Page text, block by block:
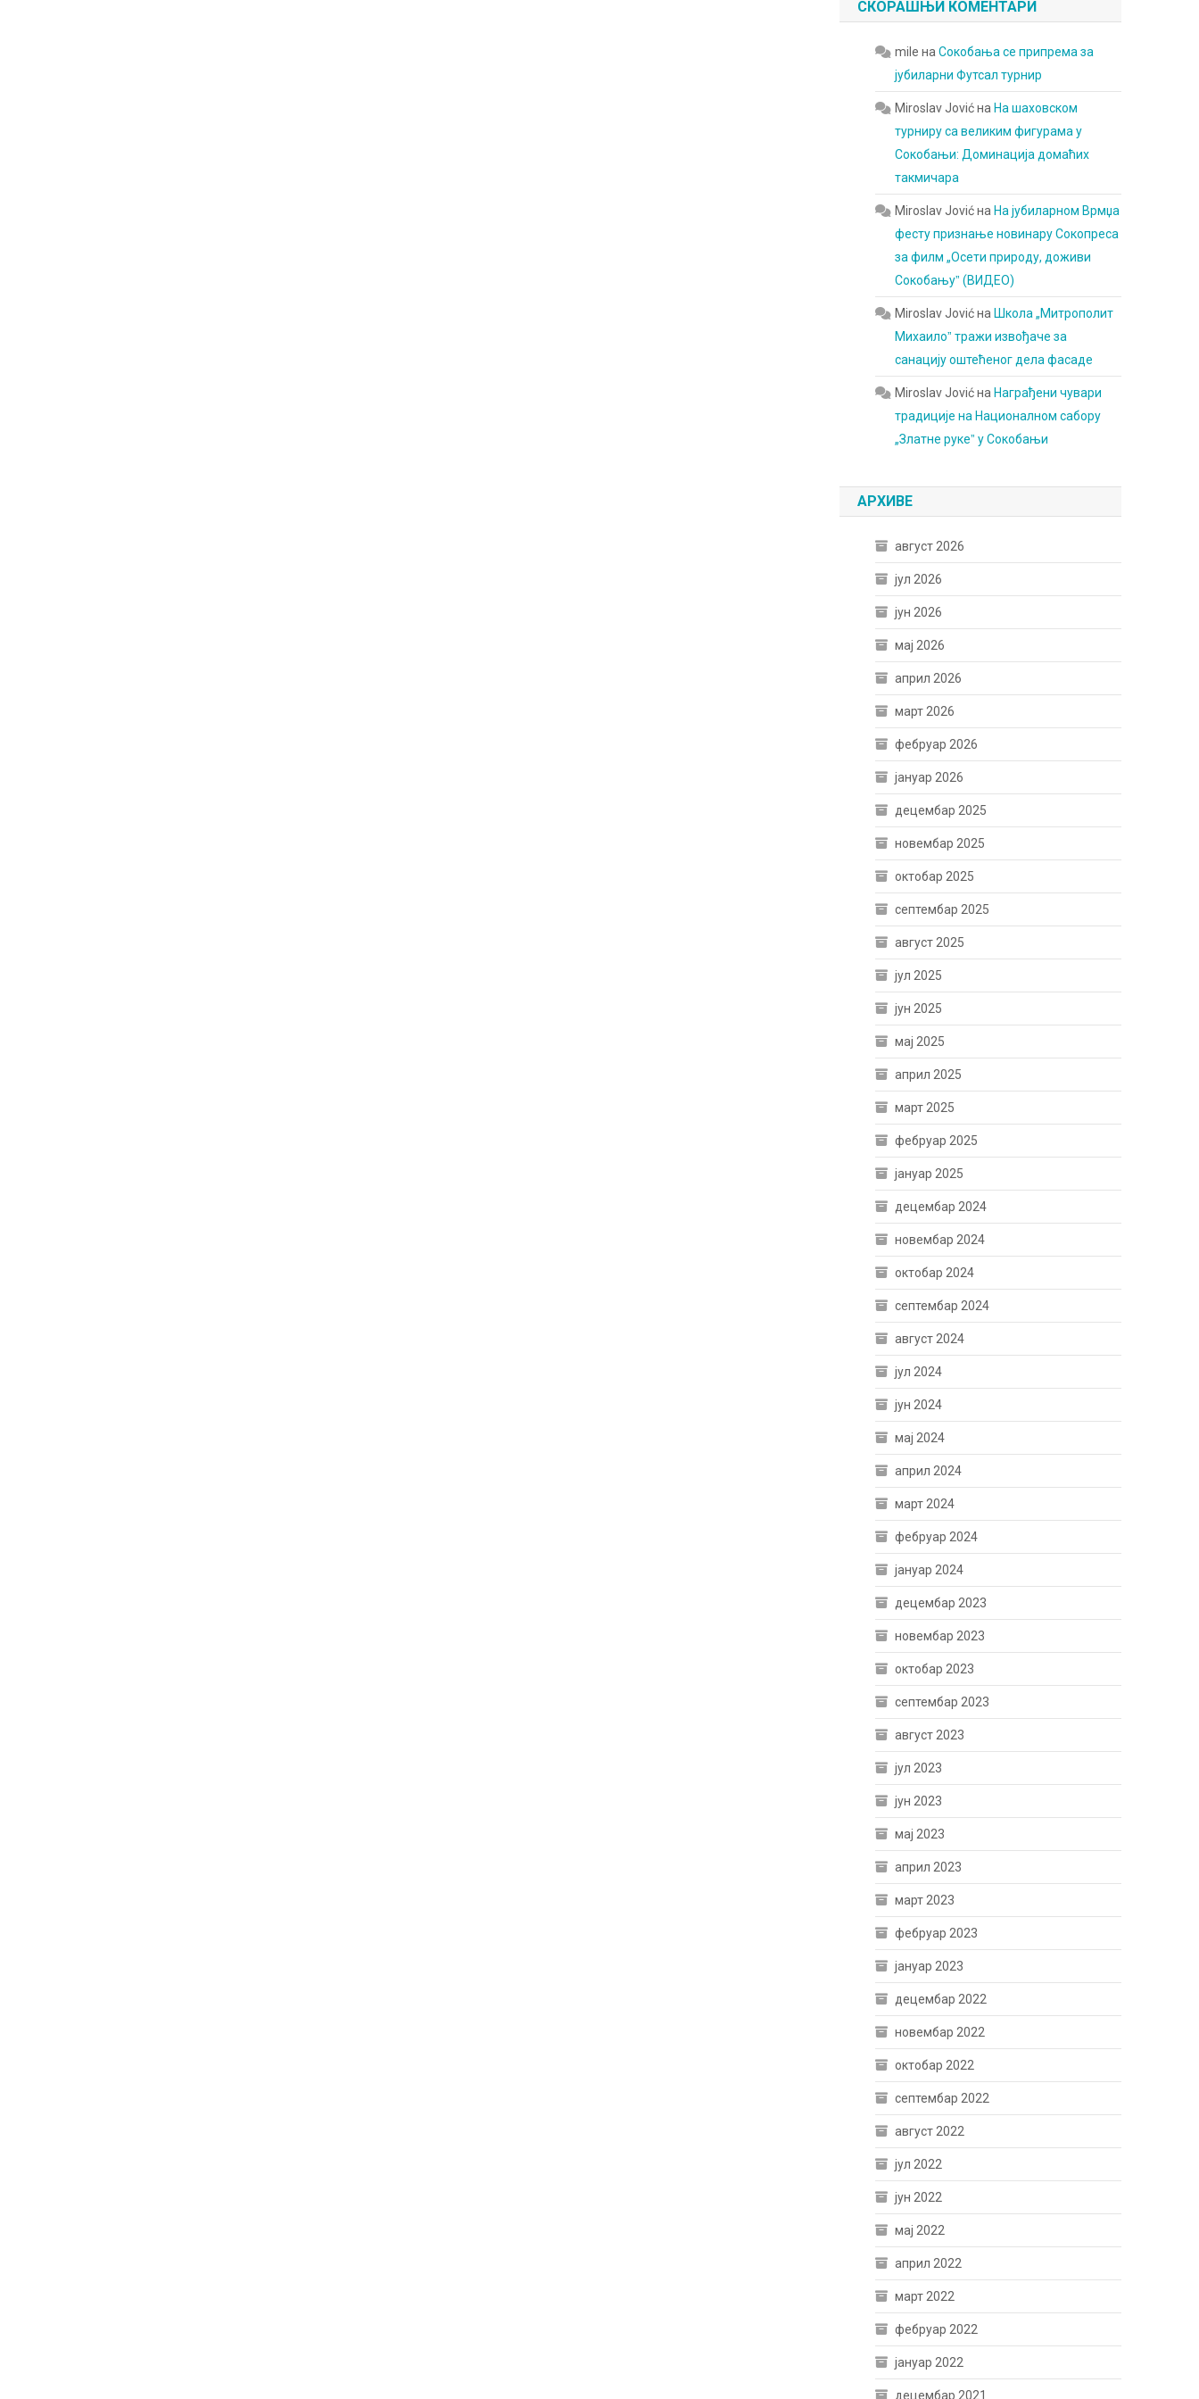
СКОРАШЊИ КОМЕНТАРИ
mile наСокобања се припрема за
јубиларни Футсал турнир
Miroslav Jovićна На шаховском
турниру са великим фигурама у
Сокобањи: Доминација домаћих
такмичара
Miroslav Jovićна На јубиларном Врмџа
фесту признање новинару Сокопреса
за филм „Осети природу, доживи
Сокобањуˮ (ВИДЕО)
Miroslav Jovićна Школа „Митрополит
Михаилоˮ тражи извођаче за
санацију оштећеног дела фасаде
Miroslav Jovićна Награђени чувари
традиције на Националном сабору
„Златне рукеˮ у Сокобањи
АРХИВЕ
август 2026
јул 2026
јун 2026
мај 2026
април 2026
март 2026
фебруар 2026
јануар 2026
децембар 2025
новембар 2025
октобар 2025
септембар 2025
август 2025
јул 2025
јун 2025
мај 2025
април 2025
март 2025
фебруар 2025
јануар 2025
децембар 2024
новембар 2024
октобар 2024
септембар 2024
август 2024
јул 2024
јун 2024
мај 2024
април 2024
март 2024
фебруар 2024
јануар 2024
децембар 2023
новембар 2023
октобар 2023
септембар 2023
август 2023
јул 2023
јун 2023
мај 2023
април 2023
март 2023
фебруар 2023
јануар 2023
децембар 2022
новембар 2022
октобар 2022
септембар 2022
август 2022
јул 2022
јун 2022
мај 2022
април 2022
март 2022
фебруар 2022
јануар 2022
децембар 2021